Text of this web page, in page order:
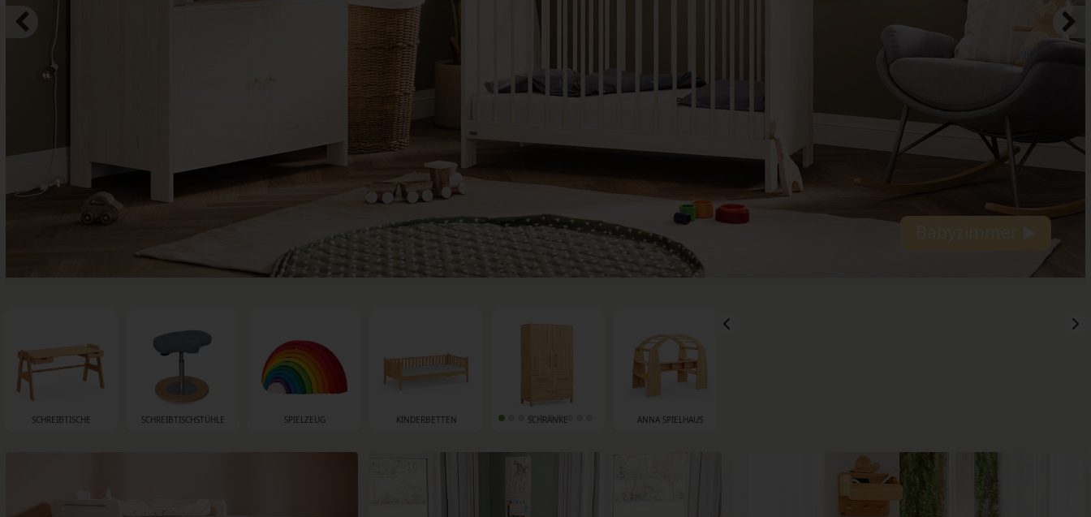
SCHREIBTISCHE SCHREIBTISCHSTÜHLE SPIELZEUG KINDERBETTEN SCHRÄNKE ANNA SPIELHAUS